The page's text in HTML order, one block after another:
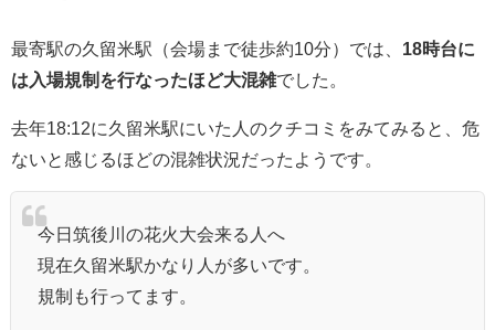
最寄駅の久留米駅（会場まで徒歩約10分）では、 18時台に
は入場規制を行なったほど大混雑でした。
去年18:12に久留米駅にいた人のクチコミをみてみると、危
ないと感じるほどの混雑状況だったようです。
今日筑後川の花火大会来る人へ
現在久留米駅かなり人が多いです。
規制も行ってます。